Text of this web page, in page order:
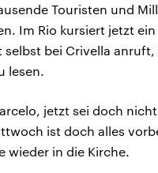
Touristen und
Im Rio kursiert jetzt
selbst bei Crivella
lesen.
jetzt sei doch
ist doch alles
wieder in die Kirche.